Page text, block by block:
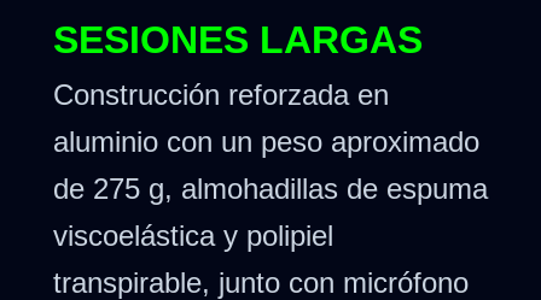
SESIONES LARGAS
Construcción reforzada en
aluminio con un peso aproximado
de 275 g, almohadillas de espuma
viscoelástica y polipiel
transpirable, junto con micrófono